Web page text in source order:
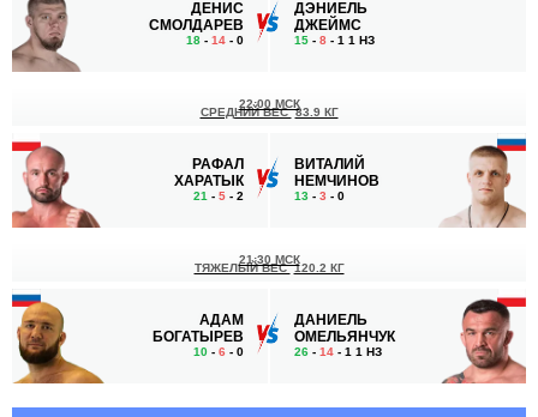
ДЕНИС
СМОЛДАРЕВ
18 - 14 - 0
ДЭНИЕЛЬ
ДЖЕЙМС
15 - 8 - 1 1 НЗ
РАФАЛ
ХАРАТЫК
21 - 5 - 2
22:00 МСК
СРЕДНИЙ ВЕС 83.9 КГ
ВИТАЛИЙ
НЕМЧИНОВ
13 - 3 - 0
АДАМ
БОГАТЫРЕВ
10 - 6 - 0
21:30 МСК
ТЯЖЕЛЫЙ ВЕС 120.2 КГ
ДАНИЕЛЬ
ОМЕЛЬЯНЧУК
26 - 14 - 1 1 НЗ